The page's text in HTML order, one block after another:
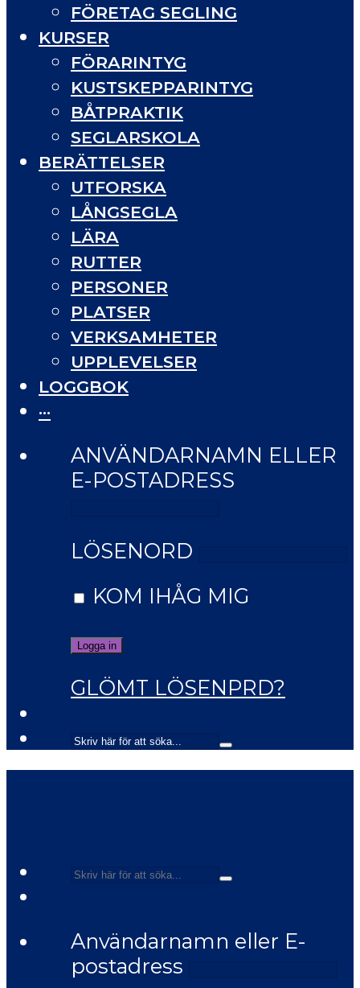
FÖRETAG SEGLING
KURSER
FÖRARINTYG
KUSTSKEPPARINTYG
BÅTPRAKTIK
SEGLARSKOLA
BERÄTTELSER
UTFORSKA
LÅNGSEGLA
LÄRA
RUTTER
PERSONER
PLATSER
VERKSAMHETER
UPPLEVELSER
LOGGBOK
···
ANVÄNDARNAMN ELLER
E-POSTADRESS
LÖSENORD
KOM IHÅG MIG
GLÖMT LÖSENPRD?
Användarnamn eller E-
postadress